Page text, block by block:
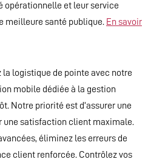
et leur service
meilleure santé publique. En savoir
la logistique de pointe avec notre
mobile dédiée à la gestion
Notre priorité est d’assurer une
une satisfaction client maximale.
éliminez les erreurs de
client renforcée. Contrôlez vos